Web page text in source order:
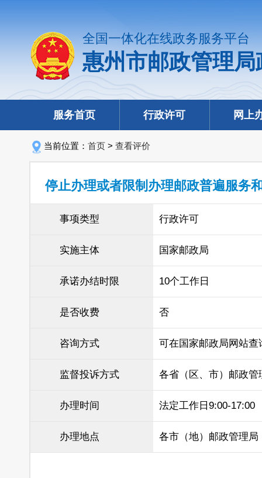
全国一体化在线政务服务平台
惠州市邮政管理
服务首页 行政许可 网上
当前位置： 首页 > 查看评价
停止办理或者限制办理邮政普遍服务
事项类型 行政许可
实施主体 国家邮政局
承诺办结时限 10个工作日
是否收费 否
咨询方式 可在国家邮政局网站查
监督投诉方式 各省（区、市）邮政管
办理时间 法定工作日9:00-17:00
办理地点 各市（地）邮政管理局